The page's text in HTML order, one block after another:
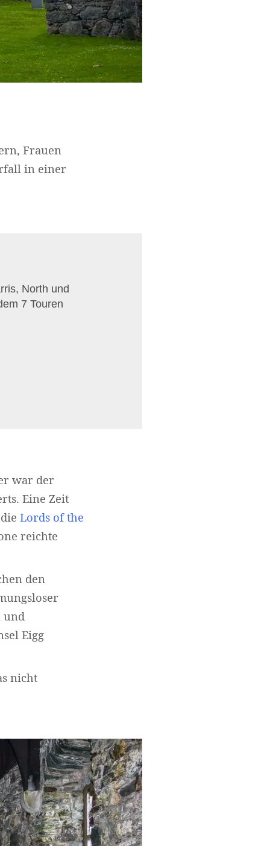
Frauen
in einer
North und
7 Touren
war der
Eine Zeit
Lords of the
reichte
den
und
Eigg
nicht